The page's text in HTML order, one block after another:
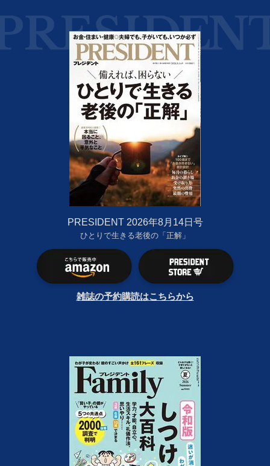
PRESIDENT 2026年8月14日号
ひとりで生きる老後の「正解」
雑誌の予約購読はこちらから